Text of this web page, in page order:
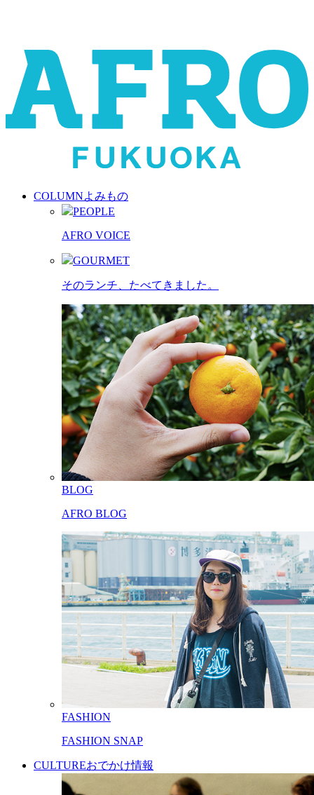
COLUMNよみもの
PEOPLE
AFRO VOICE
GOURMET
そのランチ、たべてきました。
BLOG
AFRO BLOG
FASHION
FASHION SNAP
CULTUREおでかけ情報